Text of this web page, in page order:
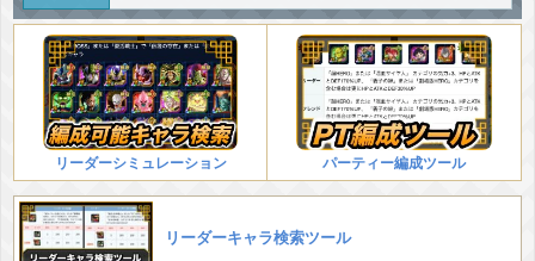
リーダーシミュレーション パーティー編成ツール
リーダーキャラ検索ツール